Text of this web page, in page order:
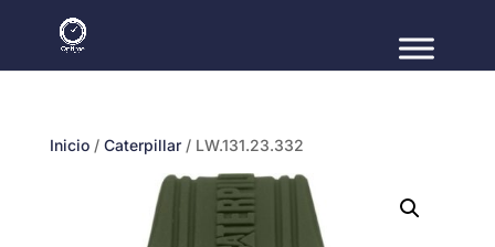
Inicio/ Caterpillar/ LW.131.23.332